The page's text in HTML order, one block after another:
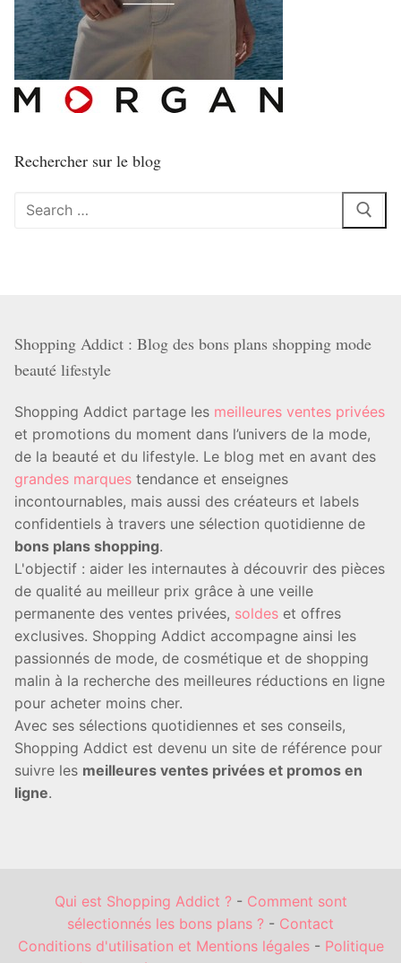
Rechercher sur le blog
Rechercher
Shopping Addict : Blog des bons plans shopping mode
beauté lifestyle
Shopping Addict partage les meilleures ventes privées
et promotions du moment dans l’univers de la mode,
de la beauté et du lifestyle. Le blog met en avant des
grandes marques tendance et enseignes
incontournables, mais aussi des créateurs et labels
confidentiels à travers une sélection quotidienne de
bons plans shopping.
L'objectif : aider les internautes à découvrir des pièces
de qualité au meilleur prix grâce à une veille
permanente des ventes privées, soldes et offres
exclusives. Shopping Addict accompagne ainsi les
passionnés de mode, de cosmétique et de shopping
malin à la recherche des meilleures réductions en ligne
pour acheter moins cher.
Avec ses sélections quotidiennes et ses conseils,
Shopping Addict est devenu un site de référence pour
suivre les meilleures ventes privées et promos en
ligne.
Qui est Shopping Addict ?- Comment sont
sélectionnés les bons plans ? - Contact
Conditions d'utilisation et Mentions légales- Politique